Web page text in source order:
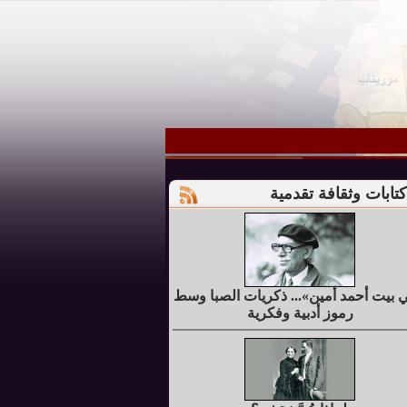
كتابات وثقافة تقدمية
بيت أحمد أمين»... ذكريات الصبا وسط
رموز أدبية وفكرية